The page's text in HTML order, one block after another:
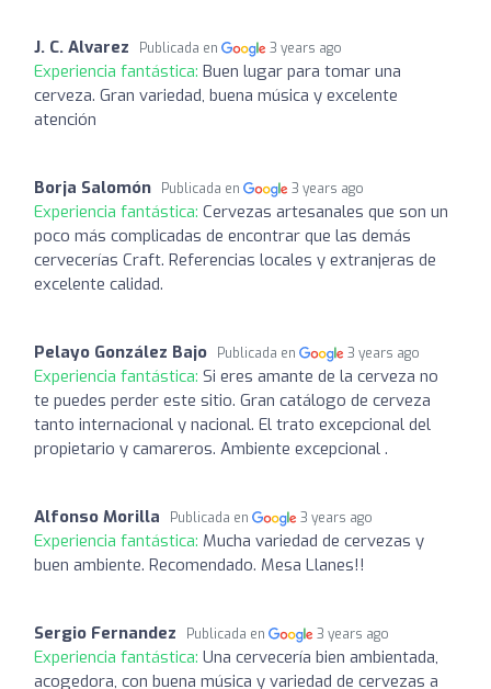
J. C. Alvarez Publicada en 3 years ago
Experiencia fantástica: Buen lugar para tomar una
cerveza. Gran variedad, buena música y excelente
atención
Borja Salomón Publicada en 3 years ago
Experiencia fantástica: Cervezas artesanales que son un
poco más complicadas de encontrar que las demás
cervecerías Craft. Referencias locales y extranjeras de
excelente calidad.
Pelayo González Bajo Publicada en 3 years ago
Experiencia fantástica: Si eres amante de la cerveza no
te puedes perder este sitio. Gran catálogo de cerveza
tanto internacional y nacional. El trato excepcional del
propietario y camareros. Ambiente excepcional .
Alfonso Morilla Publicada en 3 years ago
Experiencia fantástica: Mucha variedad de cervezas y
buen ambiente. Recomendado. Mesa Llanes!!
Sergio Fernandez Publicada en 3 years ago
Experiencia fantástica: Una cervecería bien ambientada,
acogedora, con buena música y variedad de cervezas a